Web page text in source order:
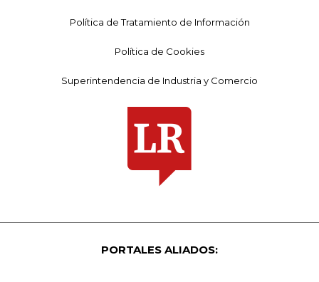
Política de Tratamiento de Información
Política de Cookies
Superintendencia de Industria y Comercio
PORTALES ALIADOS: